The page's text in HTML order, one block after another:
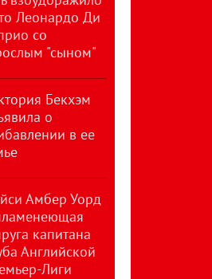
Леонардо Ди
со
"сыном"
Бекхэм
о
в ее
Амбер Уорд
капитана
Английской
Лиги